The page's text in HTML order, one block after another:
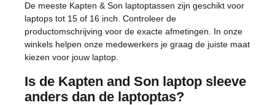
De meeste Kapten & Son laptoptassen zijn geschikt voor
laptops tot 15 of 16 inch. Controleer de
productomschrijving voor de exacte afmetingen. In onze
winkels helpen onze medewerkers je graag de juiste maat
kiezen voor jouw laptop.
Is de Kapten and Son laptop sleeve
anders dan de laptoptas?